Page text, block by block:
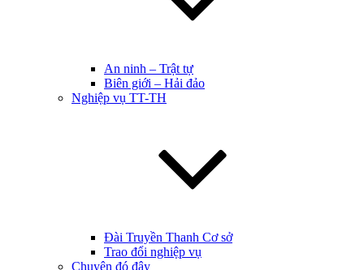
An ninh – Trật tự
Biên giới – Hải đảo
Nghiệp vụ TT-TH
Đài Truyền Thanh Cơ sở
Trao đổi nghiệp vụ
Chuyện đó đây